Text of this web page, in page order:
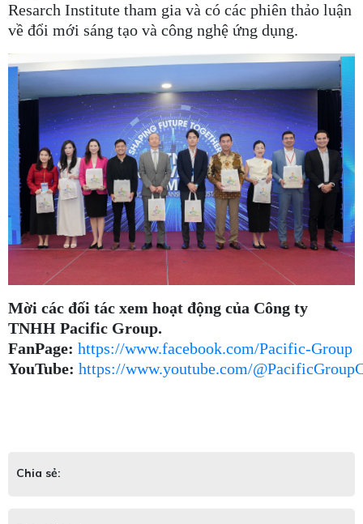
Resarch Institute tham gia và có các phiên thảo luận
về đổi mới sáng tạo và công nghệ ứng dụng.
Mời các đối tác xem hoạt động của Công ty
TNHH Pacific Group.
FanPage: https://www.facebook.com/Pacific-Group
YouTube: https://www.youtube.com/
Chia sẻ: